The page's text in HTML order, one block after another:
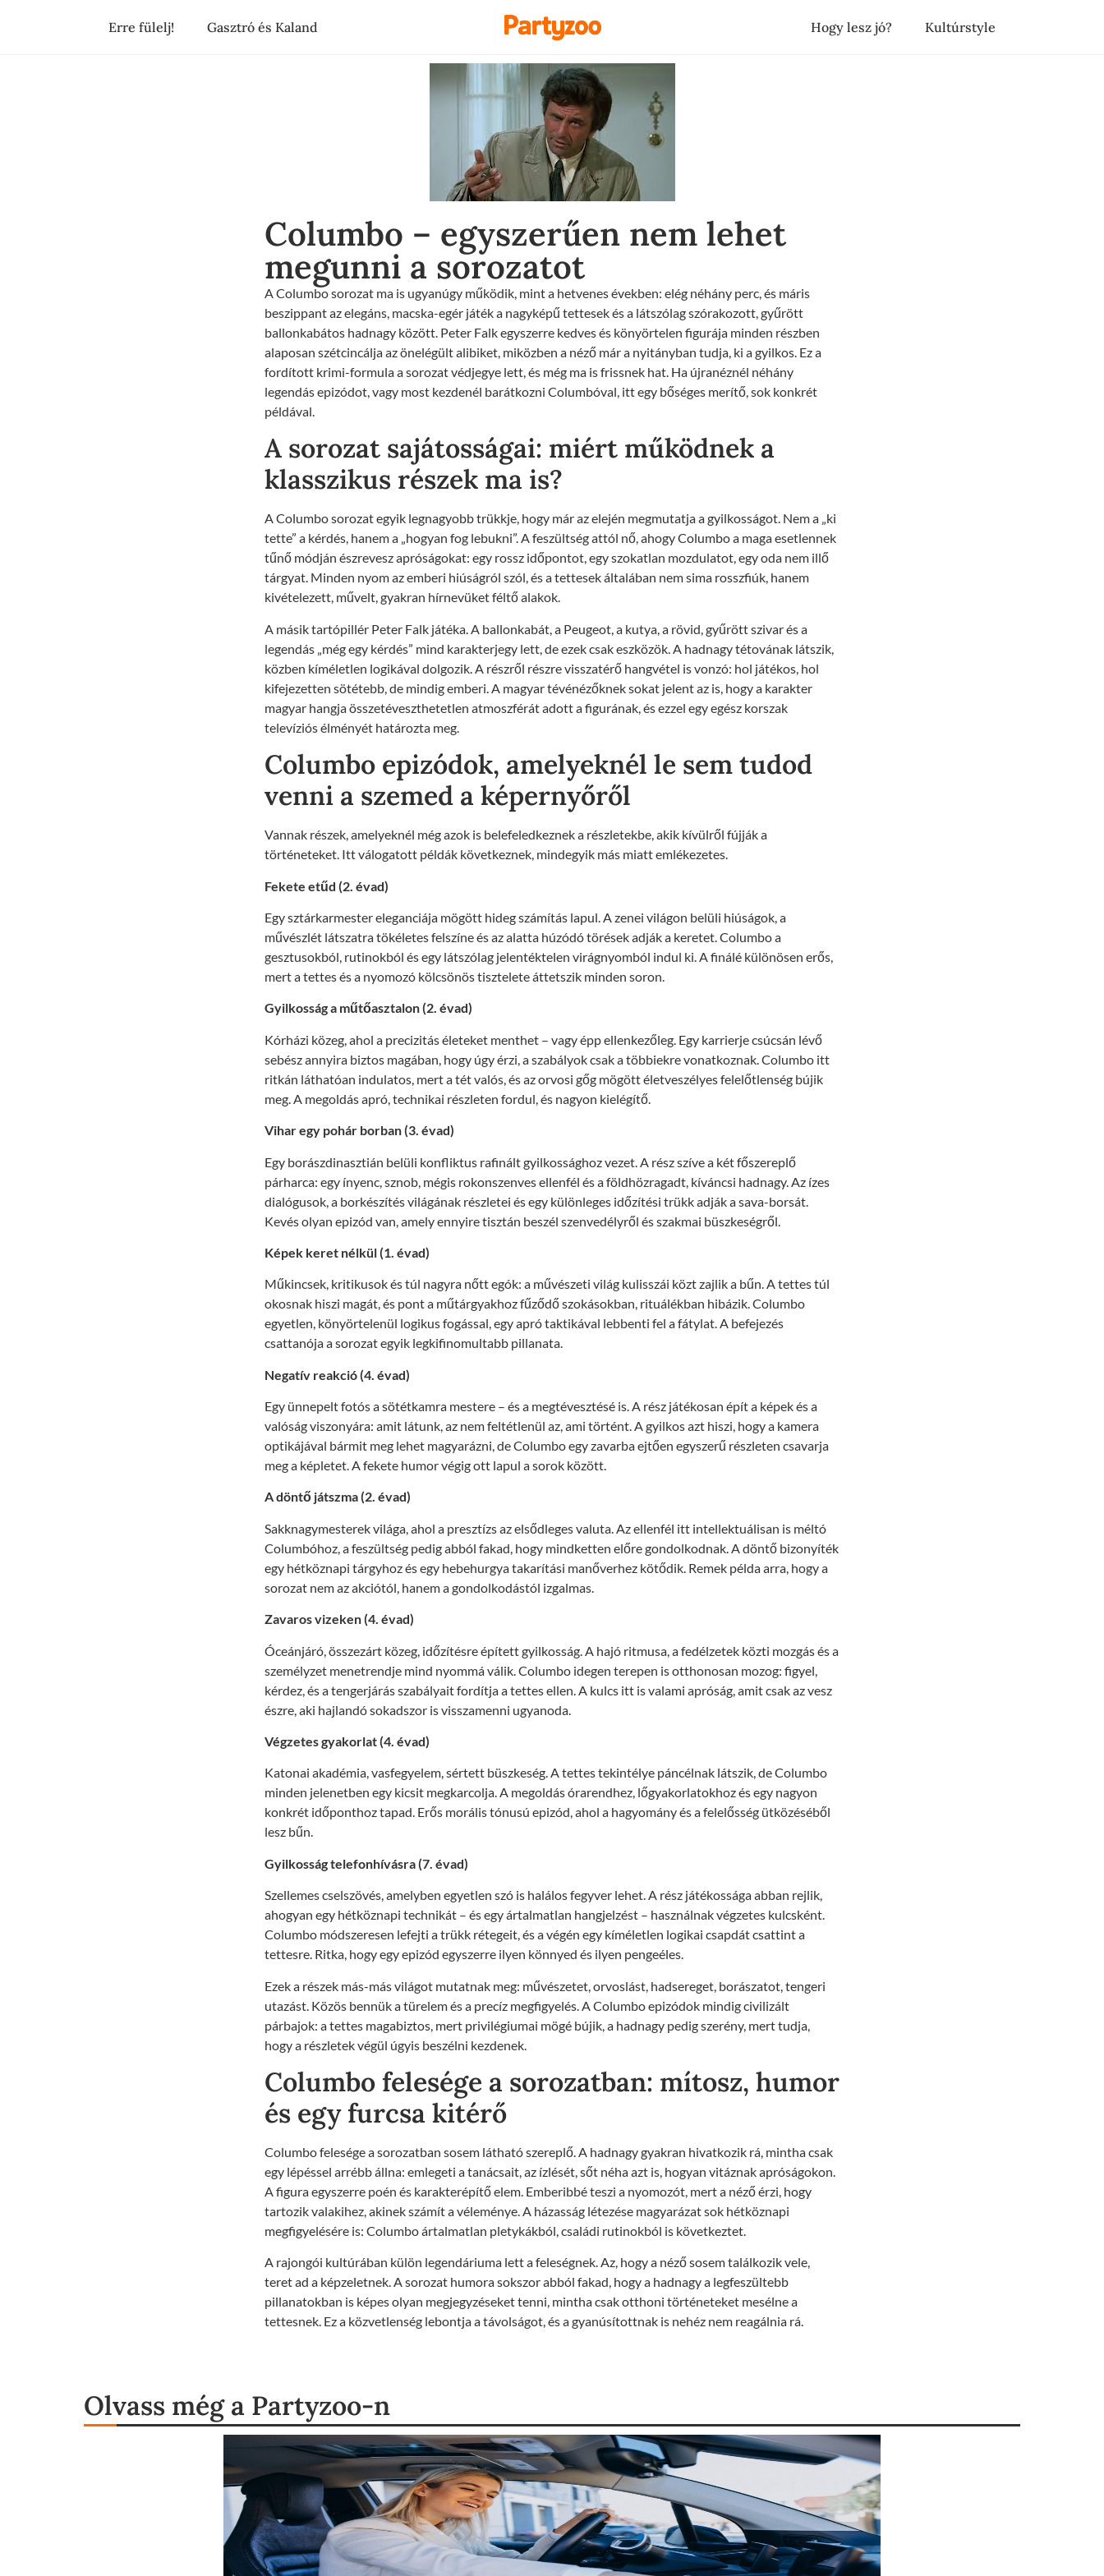
Erre fülelj! Gasztró és Kaland Hogy lesz jó? Kultúrstyle
Columbo – egyszerűen nem lehet
megunni a sorozatot
A Columbo sorozat ma is ugyanúgy működik, mint a hetvenes években: elég néhány perc, és máris
beszippant az elegáns, macska-egér játék a nagyképű tettesek és a látszólag szórakozott, gyűrött
ballonkabátos hadnagy között. Peter Falk egyszerre kedves és könyörtelen figurája minden részben
alaposan szétcincálja az önelégült alibiket, miközben a néző már a nyitányban tudja, ki a gyilkos. Ez a
fordított krimi-formula a sorozat védjegye lett, és még ma is frissnek hat. Ha újranéznél néhány
legendás epizódot, vagy most kezdenél barátkozni Columbóval, itt egy bőséges merítő, sok konkrét
példával.
A sorozat sajátosságai: miért működnek a
klasszikus részek ma is?
A Columbo sorozat egyik legnagyobb trükkje, hogy már az elején megmutatja a gyilkosságot. Nem a „ki
tette” a kérdés, hanem a „hogyan fog lebukni”. A feszültség attól nő, ahogy Columbo a maga esetlennek
tűnő módján észrevesz apróságokat: egy rossz időpontot, egy szokatlan mozdulatot, egy oda nem illő
tárgyat. Minden nyom az emberi hiúságról szól, és a tettesek általában nem sima rosszfiúk, hanem
kivételezett, művelt, gyakran hírnevüket féltő alakok.
A másik tartópillér Peter Falk játéka. A ballonkabát, a Peugeot, a kutya, a rövid, gyűrött szivar és a
legendás „még egy kérdés” mind karakterjegy lett, de ezek csak eszközök. A hadnagy tétovának látszik,
közben kíméletlen logikával dolgozik. A részről részre visszatérő hangvétel is vonzó: hol játékos, hol
kifejezetten sötétebb, de mindig emberi. A magyar tévénézőknek sokat jelent az is, hogy a karakter
magyar hangja összetéveszthetetlen atmoszférát adott a figurának, és ezzel egy egész korszak
televíziós élményét határozta meg.
Columbo epizódok, amelyeknél le sem tudod
venni a szemed a képernyőről
Vannak részek, amelyeknél még azok is belefeledkeznek a részletekbe, akik kívülről fújják a
történeteket. Itt válogatott példák következnek, mindegyik más miatt emlékezetes.
Fekete etűd (2. évad)
Egy sztárkarmester eleganciája mögött hideg számítás lapul. A zenei világon belüli hiúságok, a
művészlét látszatra tökéletes felszíne és az alatta húzódó törések adják a keretet. Columbo a
gesztusokból, rutinokból és egy látszólag jelentéktelen virágnyomból indul ki. A finálé különösen erős,
mert a tettes és a nyomozó kölcsönös tisztelete áttetszik minden soron.
Gyilkosság a műtőasztalon (2. évad)
Kórházi közeg, ahol a precizitás életeket menthet – vagy épp ellenkezőleg. Egy karrierje csúcsán lévő
sebész annyira biztos magában, hogy úgy érzi, a szabályok csak a többiekre vonatkoznak. Columbo itt
ritkán láthatóan indulatos, mert a tét valós, és az orvosi gőg mögött életveszélyes felelőtlenség bújik
meg. A megoldás apró, technikai részleten fordul, és nagyon kielégítő.
Vihar egy pohár borban (3. évad)
Egy borászdinasztián belüli konfliktus rafinált gyilkossághoz vezet. A rész szíve a két főszereplő
párharca: egy ínyenc, sznob, mégis rokonszenves ellenfél és a földhözragadt, kíváncsi hadnagy. Az ízes
dialógusok, a borkészítés világának részletei és egy különleges időzítési trükk adják a sava-borsát.
Kevés olyan epizód van, amely ennyire tisztán beszél szenvedélyről és szakmai büszkeségről.
Képek keret nélkül (1. évad)
Műkincsek, kritikusok és túl nagyra nőtt egók: a művészeti világ kulisszái közt zajlik a bűn. A tettes túl
okosnak hiszi magát, és pont a műtárgyakhoz fűződő szokásokban, rituálékban hibázik. Columbo
egyetlen, könyörtelenül logikus fogással, egy apró taktikával lebbenti fel a fátylat. A befejezés
csattanója a sorozat egyik legkifinomultabb pillanata.
Negatív reakció (4. évad)
Egy ünnepelt fotós a sötétkamra mestere – és a megtévesztésé is. A rész játékosan épít a képek és a
valóság viszonyára: amit látunk, az nem feltétlenül az, ami történt. A gyilkos azt hiszi, hogy a kamera
optikájával bármit meg lehet magyarázni, de Columbo egy zavarba ejtően egyszerű részleten csavarja
meg a képletet. A fekete humor végig ott lapul a sorok között.
A döntő játszma (2. évad)
Sakknagymesterek világa, ahol a presztízs az elsődleges valuta. Az ellenfél itt intellektuálisan is méltó
Columbóhoz, a feszültség pedig abból fakad, hogy mindketten előre gondolkodnak. A döntő bizonyíték
egy hétköznapi tárgyhoz és egy hebehurgya takarítási manőverhez kötődik. Remek példa arra, hogy a
sorozat nem az akciótól, hanem a gondolkodástól izgalmas.
Zavaros vizeken (4. évad)
Óceánjáró, összezárt közeg, időzítésre épített gyilkosság. A hajó ritmusa, a fedélzetek közti mozgás és a
személyzet menetrendje mind nyommá válik. Columbo idegen terepen is otthonosan mozog: figyel,
kérdez, és a tengerjárás szabályait fordítja a tettes ellen. A kulcs itt is valami apróság, amit csak az vesz
észre, aki hajlandó sokadszor is visszamenni ugyanoda.
Végzetes gyakorlat (4. évad)
Katonai akadémia, vasfegyelem, sértett büszkeség. A tettes tekintélye páncélnak látszik, de Columbo
minden jelenetben egy kicsit megkarcolja. A megoldás órarendhez, lőgyakorlatokhoz és egy nagyon
konkrét időponthoz tapad. Erős morális tónusú epizód, ahol a hagyomány és a felelősség ütközéséből
lesz bűn.
Gyilkosság telefonhívásra (7. évad)
Szellemes cselszövés, amelyben egyetlen szó is halálos fegyver lehet. A rész játékossága abban rejlik,
ahogyan egy hétköznapi technikát – és egy ártalmatlan hangjelzést – használnak végzetes kulcsként.
Columbo módszeresen lefejti a trükk rétegeit, és a végén egy kíméletlen logikai csapdát csattint a
tettesre. Ritka, hogy egy epizód egyszerre ilyen könnyed és ilyen pengeéles.
Ezek a részek más-más világot mutatnak meg: művészetet, orvoslást, hadsereget, borászatot, tengeri
utazást. Közös bennük a türelem és a precíz megfigyelés. A Columbo epizódok mindig civilizált
párbajok: a tettes magabiztos, mert privilégiumai mögé bújik, a hadnagy pedig szerény, mert tudja,
hogy a részletek végül úgyis beszélni kezdenek.
Columbo felesége a sorozatban: mítosz, humor
és egy furcsa kitérő
Columbo felesége a sorozatban sosem látható szereplő. A hadnagy gyakran hivatkozik rá, mintha csak
egy lépéssel arrébb állna: emlegeti a tanácsait, az ízlését, sőt néha azt is, hogyan vitáznak apróságokon.
A figura egyszerre poén és karakterépítő elem. Emberibbé teszi a nyomozót, mert a néző érzi, hogy
tartozik valakihez, akinek számít a véleménye. A házasság létezése magyarázat sok hétköznapi
megfigyelésére is: Columbo ártalmatlan pletykákból, családi rutinokból is következtet.
A rajongói kultúrában külön legendáriuma lett a feleségnek. Az, hogy a néző sosem találkozik vele,
teret ad a képzeletnek. A sorozat humora sokszor abból fakad, hogy a hadnagy a legfeszültebb
pillanatokban is képes olyan megjegyzéseket tenni, mintha csak otthoni történeteket mesélne a
tettesnek. Ez a közvetlenség lebontja a távolságot, és a gyanúsítottnak is nehéz nem reagálnia rá.
Olvass még a Partyzoo-n